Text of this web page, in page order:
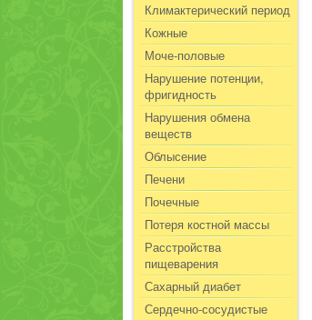
Климактерический период
Кожные
Моче-половые
Нарушение потенции,
фригидность
Нарушения обмена
веществ
Облысение
Печени
Почечные
Потеря костной массы
Расстройства
пищеварения
Сахарный диабет
Сердечно-сосудистые